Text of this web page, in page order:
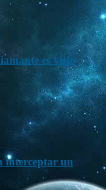
es visto
interceptar un